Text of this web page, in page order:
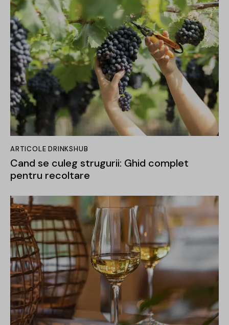
ARTICOLE DRINKSHUB
Cand se culeg strugurii: Ghid complet
pentru recoltare